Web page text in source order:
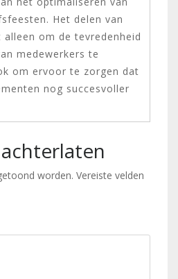
Het delen van
om de tevredenheid
medewerkers te
om ervoor te zorgen dat
nog succesvoller
worden. Vereiste velden